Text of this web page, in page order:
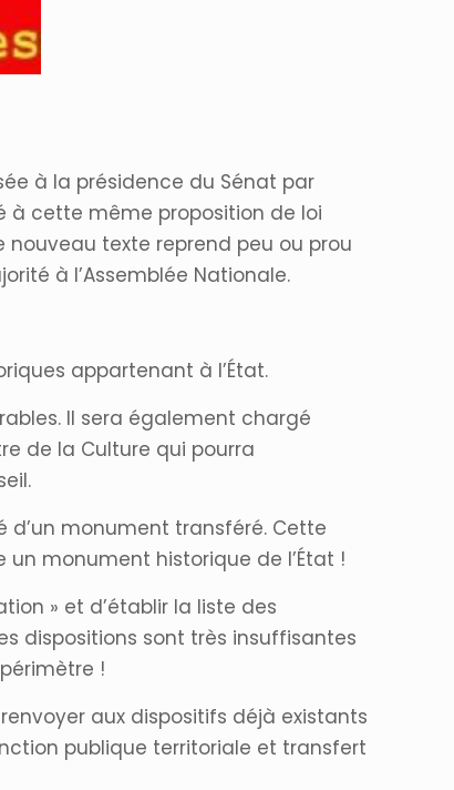
à la présidence du Sénat par
à cette même proposition de loi
texte reprend peu ou prou
à l’Assemblée Nationale.
appartenant à l’État.
Il sera également chargé
de la Culture qui pourra
d’un monument transféré. Cette
monument historique de l’État !
» et d’établir la liste des
dispositions sont très insuffisantes
!
aux dispositifs déjà existants
publique territoriale et transfert